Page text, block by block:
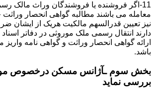
11-اگر فروشنده یا فروشندگان وراث مالک
معامله می باشند مطالبه گواهی انحصار
نیز تعیین قدرالسهم مالکیت هریک از ایشان
دارند انتقال رسمی ملک موروثی در دفاتر
ارائه گواهی انحصار وراثت و گواهی نامه
باشد.
بخش سوم ـآژانس مسکن درخصوص
بررسی نماید